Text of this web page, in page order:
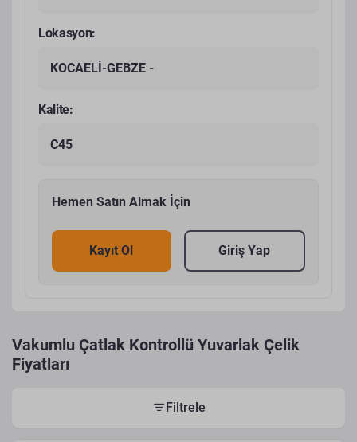
Lokasyon:
KOCAELİ-GEBZE -
Kalite:
C45
Hemen Satın Almak İçin
Kayıt Ol Giriş Yap
Vakumlu Çatlak Kontrollü Yuvarlak Çelik
Fiyatları
Filtrele